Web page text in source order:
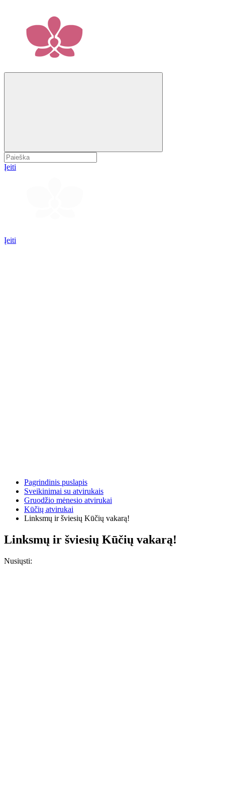
Įeiti
Įeiti
Pagrindinis puslapis
Sveikinimai su atvirukais
Gruodžio mėnesio atvirukai
Kūčių atvirukai
Linksmų ir šviesių Kūčių vakarą!
Linksmų ir šviesių Kūčių vakarą!
Nusiųsti: